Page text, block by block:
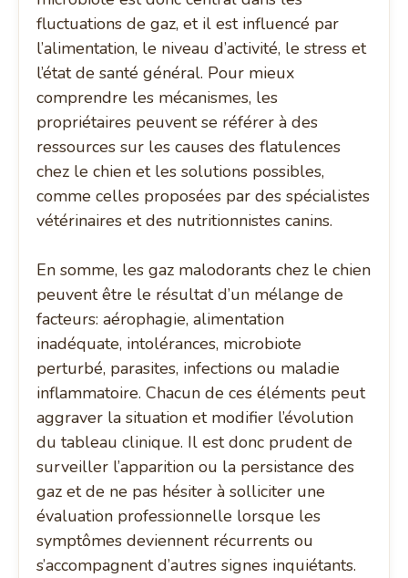
fluctuations de gaz, et il est influencé par
l’alimentation, le niveau d’activité, le stress et
l’état de santé général. Pour mieux
comprendre les mécanismes, les
propriétaires peuvent se référer à des
ressources sur les causes des flatulences
chez le chien et les solutions possibles,
comme celles proposées par des spécialistes
vétérinaires et des nutritionnistes canins.
En somme, les gaz malodorants chez le chien
peuvent être le résultat d’un mélange de
facteurs: aérophagie, alimentation
inadéquate, intolérances, microbiote
perturbé, parasites, infections ou maladie
inflammatoire. Chacun de ces éléments peut
aggraver la situation et modifier l’évolution
du tableau clinique. Il est donc prudent de
surveiller l’apparition ou la persistance des
gaz et de ne pas hésiter à solliciter une
évaluation professionnelle lorsque les
symptômes deviennent récurrents ou
s’accompagnent d’autres signes inquiétants.